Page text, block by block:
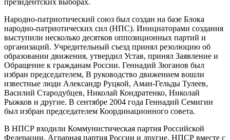
президентских выборах.
Народно-патриотический союз был создан на базе Блока
народно-патриотических сил (НПС). Инициаторами создания
выступили несколько десятков оппозиционных партий и
организаций. Учредительный съезд принял резолюцию об
образовании движения, утвердил Устав, принял Заявление и
Обращение к гражданам России. Геннадий Зюганов был
избран председателем, В руководство движением вошли
известные люди Александр Руцкой, Аман-Гельды Тулеев,
Василий Стародубцев, Николай Кондратенко, Николай
Рыжков и другие. В сентябре 2004 года Геннадий Семигин
был избран председателем Координационного совета.
В НПСР входили Коммунистическая партия Российской
Федерации, Аграрная партия России и другие. НПСР вместе с